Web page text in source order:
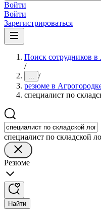
Войти
Войти
Зарегистрироваться
Поиск сотрудников в
/
... /
резюме в
специалист по
специалист по складской
Резюме
Найти